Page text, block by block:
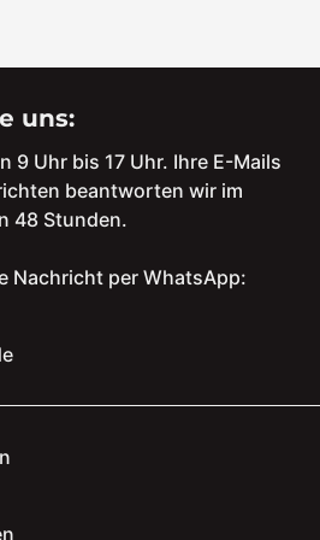
uns:
9 Uhr bis 17 Uhr. Ihre E-Mails
beantworten wir im
48 Stunden.
Nachricht per WhatsApp: